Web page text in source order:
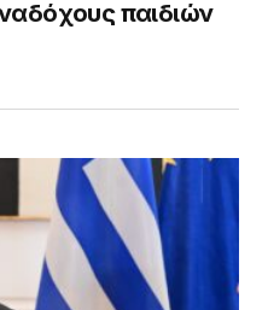
παιδιών